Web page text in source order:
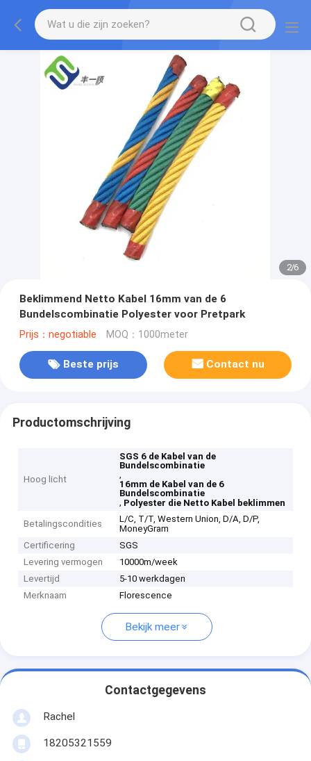
2/6
Beklimmend Netto Kabel 16mm van de 6
Bundelscombinatie Polyester voor Pretpark
Prijs：negotiable MOQ：1000meter
Beste prijs Contact nu
Productomschrijving
Hoog licht
SGS 6 de Kabel van de
Bundelscombinatie
,
16mm de Kabel van de 6
Bundelscombinatie
, Polyester die Netto Kabel beklimmen
Betalingscondities
L/C, T/T, Western Union, D/A, D/P,
MoneyGram
Certificering
SGS
Levering vermogen
10000m/week
Levertijd
5-10 werkdagen
Merknaam
Florescence
Bekijk meer
Contactgegevens
Rachel
18205321559